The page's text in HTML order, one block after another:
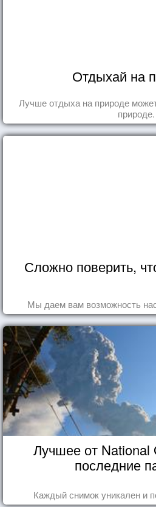
Отдыхай на
Лучше отдыха на природе
природе.
Сложно поверить,
Мы даем вам возможность
Лучшее от National
последние
Каждый снимок уникален и